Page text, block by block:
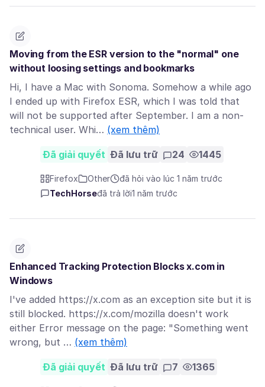
Moving from the ESR version to the "normal" one
without loosing settings and bookmarks
Hi, I have a Mac with Sonoma. Somehow a while ago
I ended up with Firefox ESR, which I was told that
will not be supported after September. I am a non-
technical user. Whi… (xem thêm)
Đã giải quyết Đã lưu trữ 24 1445
Firefox Other
đã hỏi vào lúc 1 năm trước
TechHorseđã trả lời1 năm trước
Enhanced Tracking Protection Blocks x.com in
Windows
I've added https://x.com as an exception site but it is
still blocked. https://x.com/mozilla doesn't work
either Error message on the page: "Something went
wrong, but … (xem thêm)
Đã giải quyết Đã lưu trữ 7 1365